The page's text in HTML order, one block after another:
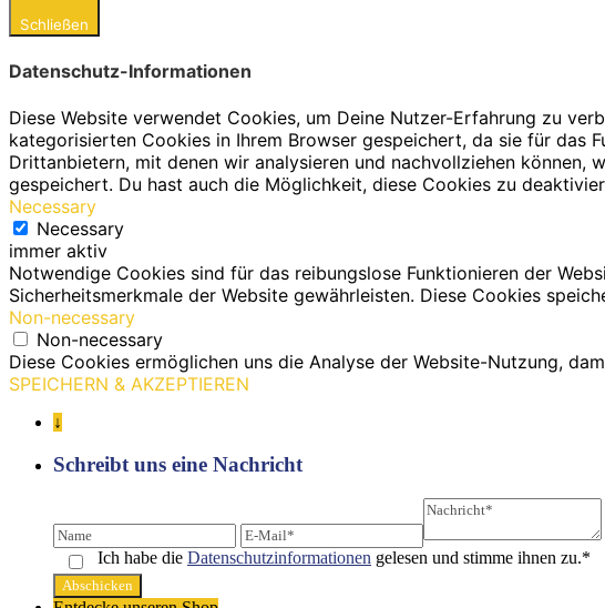
Schließen
Datenschutz-Informationen
Diese Website verwendet Cookies, um Deine Nutzer-Erfahrung zu
kategorisierten Cookies in Ihrem Browser gespeichert, da sie für das
Drittanbietern, mit denen wir analysieren und nachvollziehen können,
gespeichert. Du hast auch die Möglichkeit, diese Cookies zu
Necessary
Necessary
immer aktiv
Notwendige Cookies sind für das reibungslose Funktionieren der
Sicherheitsmerkmale der Website gewährleisten. Diese Cookies
Non-necessary
Non-necessary
Diese Cookies ermöglichen uns die Analyse der Website-Nutzung,
SPEICHERN & AKZEPTIEREN
↓
Schreibt uns eine Nachricht
Ich habe die Datenschutz­informationen gelesen und stimme ihnen zu.*